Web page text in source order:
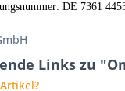
DE 7361
Links zu